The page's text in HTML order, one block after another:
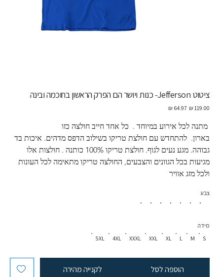
ציטוט Jefferson- כנות ויושר הם הפרק הראשון בחוכמה ובינה
מחיר
מחיר
‏64.97 ‏₪
מתנה לכל אירוע במיוחד .  כל אחד חייב חולצה כזו
בארון.  להתחדש עם חולצת טריקו בשילוב הדפס מדהים. איכות בד
גבוהה. מגע נעים לגוף. חולצת טריקו 100% כותנה . חולצות אלו
מגיעות בכל הגוונים והצבעים, החולצה טריקו מתאימה לכל העונות
ולכל מזג אוויר
צבע
S
M
L
XL
XXL
XXXL
4XL
5XL
מידה
הוספה לסל לקנייה מהירה